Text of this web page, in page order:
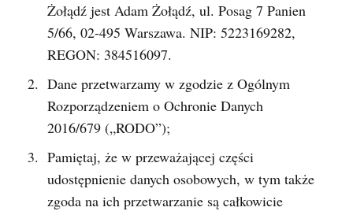
Żołądź jest Adam Żołądź, ul. Posag 7 Panien
5/66, 02-495 Warszawa. NIP: 5223169282,
REGON: 384516097.
Dane przetwarzamy w zgodzie z Ogólnym
Rozporządzeniem o Ochronie Danych
2016/679 („RODO”);
Pamiętaj, że w przeważającej części
udostępnienie danych osobowych, w tym także
zgoda na ich przetwarzanie są całkowicie